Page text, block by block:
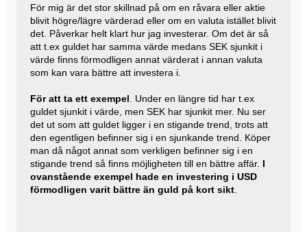
För mig är det stor skillnad på om en råvara eller aktie
blivit högre/lägre värderad eller om en valuta istället blivit
det. Påverkar helt klart hur jag investerar. Om det är så
att t.ex guldet har samma värde medans SEK sjunkit i
värde finns förmodligen annat värderat i annan valuta
som kan vara bättre att investera i.
För att ta ett exempel. Under en längre tid har t.ex
guldet sjunkit i värde, men SEK har sjunkit mer. Nu ser
det ut som att guldet ligger i en stigande trend, trots att
den egentligen befinner sig i en sjunkande trend. Köper
man då något annat som verkligen befinner sig i en
stigande trend så finns möjligheten till en bättre affär. I
ovanstående exempel hade en investering i USD
förmodligen varit bättre än guld på kort sikt.